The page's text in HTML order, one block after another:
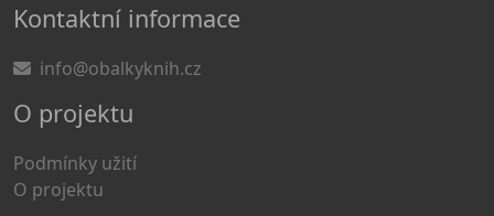
Kontaktní informace
info@obalkyknih.cz
O projektu
Podmínky užití
O projektu